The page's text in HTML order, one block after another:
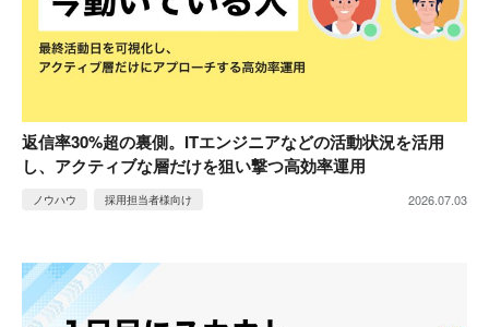
返信率30%超の裏側。ITエンジニアなどの活動状況を活用
し、アクティブな層だけを狙い撃つ高効率運用
ノウハウ 採用担当者様向け 2026.07.03